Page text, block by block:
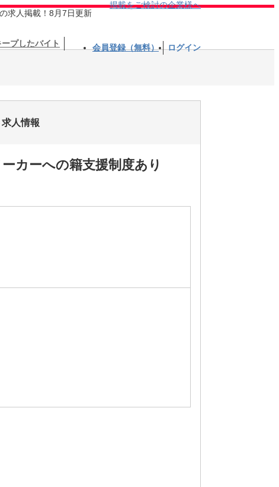
の求人掲載！8月7日更新
掲載をご検討の企業様へ
ープしたバイト 会員登録（無料） ログイン
人情報
カーへの籍支援制度あり